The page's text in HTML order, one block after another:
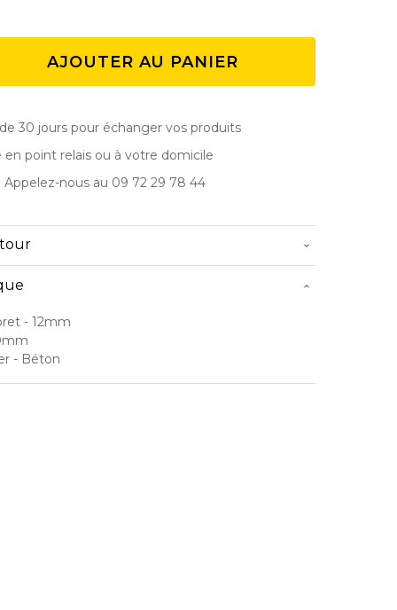
AJOUTER AU PANIER
30 jours pour échanger vos produits
en point relais ou à votre domicile
Appelez-nous au 09 72 29 78 44
- 12mm
- Béton